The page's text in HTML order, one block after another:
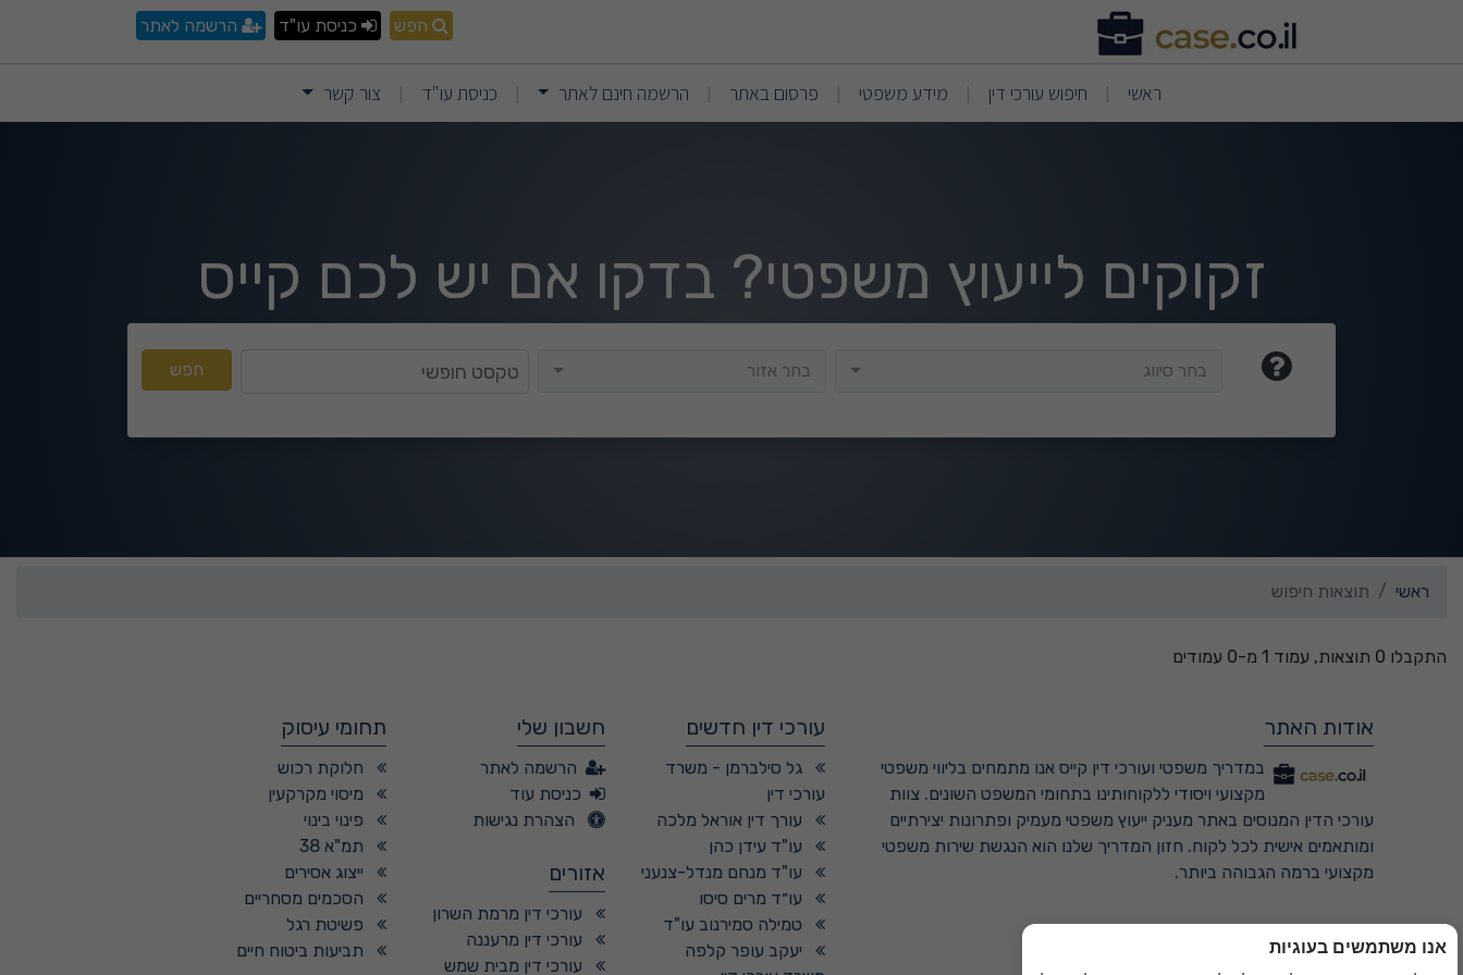
תוצאות חיפוש חפש כניסת עו"ד הרשמה לאתר
ראשי | חיפוש עורכי דין | מידע משפטי | פרסום באתר | הרשמה חינם לאתר | כניסת עו"ד | צור קשר
זקוקים לייעוץ משפטי? בדקו אם יש לכם קייס
בחר סיווג בחר אזור חפש
ראשי תוצאות חיפוש
התקבלו 0 תוצאות, עמוד 1 מ-0 עמודים
אודות האתר
במדריך משפטי ועורכי דין קייס אנו מתמחים בליווי משפטי
מקצועי ויסודי ללקוחותינו בתחומי המשפט השונים. צוות
עורכי הדין המנוסים באתר מעניק ייעוץ משפטי מעמיק ופתרונות יצירתיים
ומותאמים אישית לכל לקוח. חזון המדריך שלנו הוא הנגשת שירות משפטי
מקצועי ברמה הגבוהה ביותר.
למדריך המשפטי המקיף ←
עורכי דין חדשים
גל סילברמן - משרד
עורכי דין
עורך דין אוראל מלכה
עו"ד עידן כהן
עו"ד מנחם מנדל-צנעני
עו״ד מרים סיסו
טמילה סמירנוב עו"ד
יעקב עופר קלפה
חשבון שלי
הרשמה לאתר
כניסת עוד
הצהרת נגישות
אזורים
עורכי דין מרמת השרון
עורכי דין מרעננה
עורכי דין מבית שמש
תחומי עיסוק
חלוקת רכוש
מיסוי מקרקעין
פינוי בינוי
תמ"א 38
ייצוג אסירים
הסכמים מסחריים
פשיטת רגל
תביעות ביטוח חיים
אנו משתמשים בעוגיות